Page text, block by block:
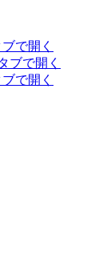
で開く
ブで開く
で開く